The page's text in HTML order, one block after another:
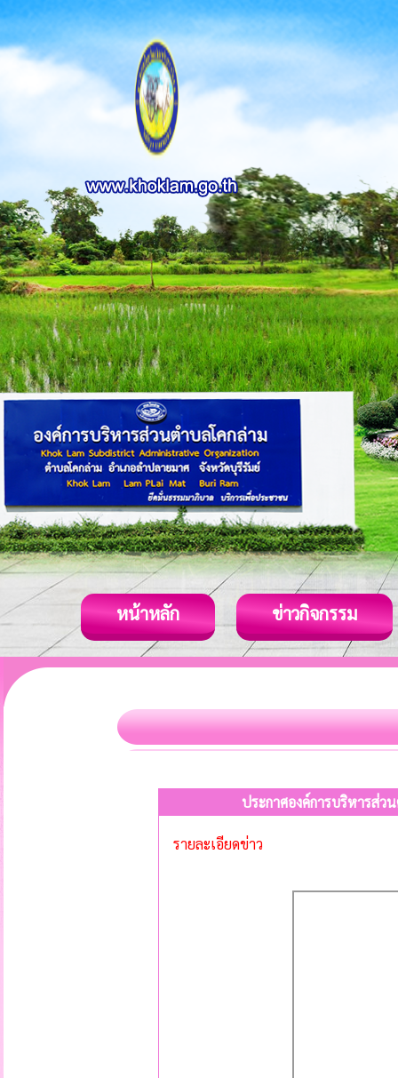
หน้าหลัก ข่าวกิจกรรม
ประกาศองค์การบริหารส่
รายละเอียดข่าว